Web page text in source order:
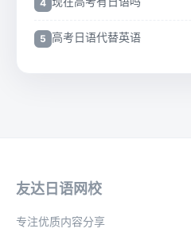
高考日语代替英语
友达日语网校
专注优质内容分享